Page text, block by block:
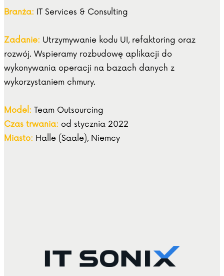
Branża: IT Services & Consulting
Zadanie: Utrzymywanie kodu UI, refaktoring oraz
rozwój. Wspieramy rozbudowę aplikacji do
wykonywania operacji na bazach danych z
wykorzystaniem chmury.
Model: Team Outsourcing
Czas trwania: od stycznia 2022
Miasto: Halle (Saale), Niemcy